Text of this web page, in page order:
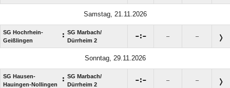
Samstag, 21.11.2026
SG Hochrhein-
Geißlingen
: SG Marbach/​
Dürrheim 2
: – –
Sonntag, 29.11.2026
SG Hausen-
Hauingen-Nollingen
: SG Marbach/​
Dürrheim 2
: – –